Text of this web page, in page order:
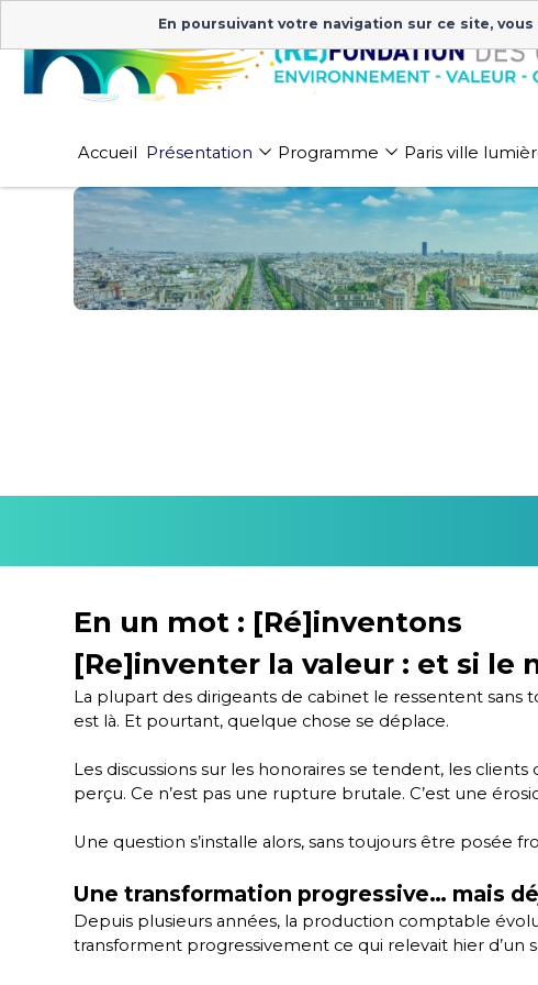
Accueil Présentation Programme Paris ville
En un mot : [Ré]inventons
[Re]inventer la valeur : et si
La plupart des dirigeants de cabinet le ressentent sans
est là. Et pourtant, quelque chose se déplace.
Les discussions sur les honoraires se tendent, les
perçu. Ce n’est pas une rupture brutale. C’est une
Une question s’installe alors, sans toujours être posée
Une transformation progressive… mais
Depuis plusieurs années, la production comptable
transforment progressivement ce qui relevait hier d’un
En poursuivant votre navigation sur ce site,